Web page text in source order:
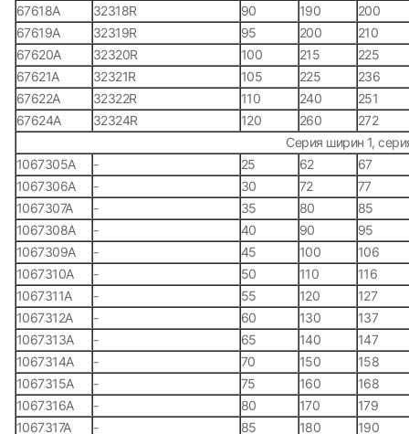
67618А
32318R 90 190
200
67619А
32319R 95 200
210
67620А
32320R 100 215
225
67621А
32321R 105 225
236
67622А
32322R 110 240
251
67624А
32324R 120 260
272
Серия ширин 1,
1067305А
- 25 62
67
1067306А
- 30 72
77
1067307А
- 35 80
85
1067308А
- 40 90
95
1067309А
- 45 100
106
1067310А
- 50 110
116
1067311А
- 55 120
127
1067312А
- 60 130
137
1067313А
- 65 140
147
1067314А
- 70 150
158
1067315А
- 75 160
168
1067316А
- 80 170
179
1067317А
- 85 180 190